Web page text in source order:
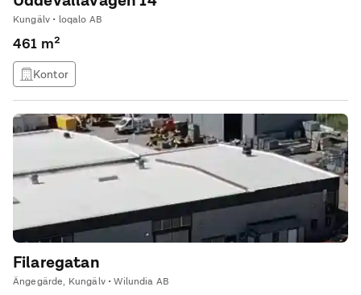
Kungälv • loqalo AB
461 m²
Kontor
Filaregatan
Ängegärde, Kungälv • Wilundia AB